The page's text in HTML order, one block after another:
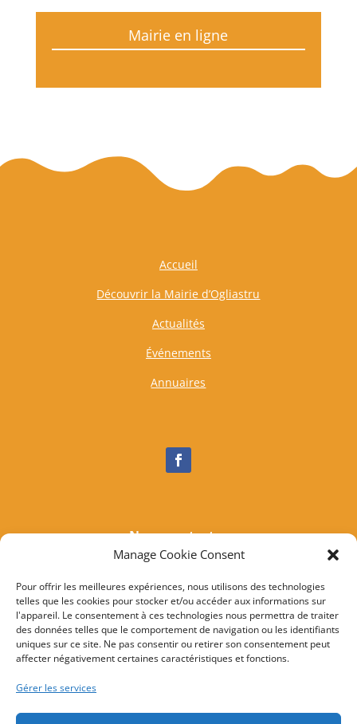
Manage Cookie Consent
Pour offrir les meilleures expériences, nous utilisons des technologies
telles que les cookies pour stocker et/ou accéder aux informations sur
l'appareil. Le consentement à ces technologies nous permettra de traiter
des données telles que le comportement de navigation ou les identifiants
uniques sur ce site. Ne pas consentir ou retirer son consentement peut
affecter négativement certaines caractéristiques et fonctions.
Gérer les services
Mairie en ligne
Accueil
Découvrir la Mairie d’Ogliastru
Actualités
Événements
Annuaires
Nous contacter
Tél :
Mail:mairieogliastru@wanadoo.fr
Adresse :Marine d’Albo
20217 Ogliastru
© 2022 Mairie d’Ogliastru – Réalisation